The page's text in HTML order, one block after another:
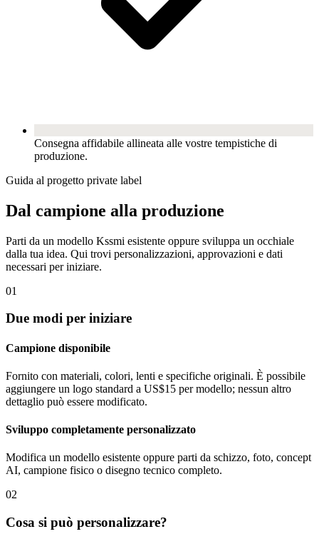
Consegna affidabile allineata alle vostre tempistiche di
produzione.
Guida al progetto private label
Dal campione alla produzione
Parti da un modello Kssmi esistente oppure sviluppa un occhiale
dalla tua idea. Qui trovi personalizzazioni, approvazioni e dati
necessari per iniziare.
01
Due modi per iniziare
Campione disponibile
Fornito con materiali, colori, lenti e specifiche originali. È possibile
aggiungere un logo standard a US$15 per modello; nessun altro
dettaglio può essere modificato.
Sviluppo completamente personalizzato
Modifica un modello esistente oppure parti da schizzo, foto, concept
AI, campione fisico o disegno tecnico completo.
02
Cosa si può personalizzare?